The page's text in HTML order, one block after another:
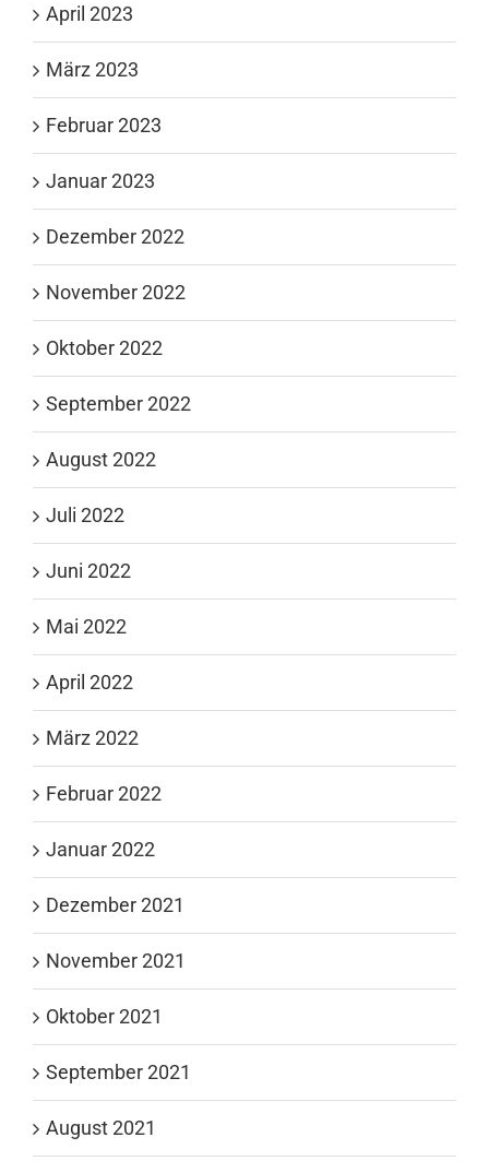
April 2023
März 2023
Februar 2023
Januar 2023
Dezember 2022
November 2022
Oktober 2022
September 2022
August 2022
Juli 2022
Juni 2022
Mai 2022
April 2022
März 2022
Februar 2022
Januar 2022
Dezember 2021
November 2021
Oktober 2021
September 2021
August 2021